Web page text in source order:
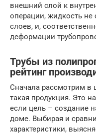
внешний слой к
операции, жидкость
слоев, и,
деформации
Трубы из
рейтинг
Сначала рассмотрим в
такая продукция. Это
если цель – создание
доме. Выбирая и
характеристики,